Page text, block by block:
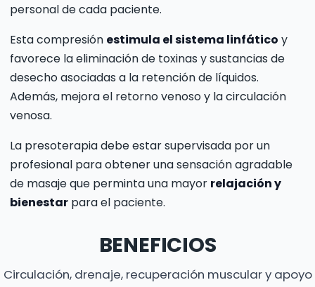
personal de cada paciente.
Esta compresión estimula el sistema linfático y
favorece la eliminación de toxinas y sustancias de
desecho asociadas a la retención de líquidos.
Además, mejora el retorno venoso y la circulación
venosa.
La presoterapia debe estar supervisada por un
profesional para obtener una sensación agradable
de masaje que perminta una mayor relajación y
bienestar para el paciente.
BENEFICIOS
Circulación, drenaje, recuperación muscular y apoyo